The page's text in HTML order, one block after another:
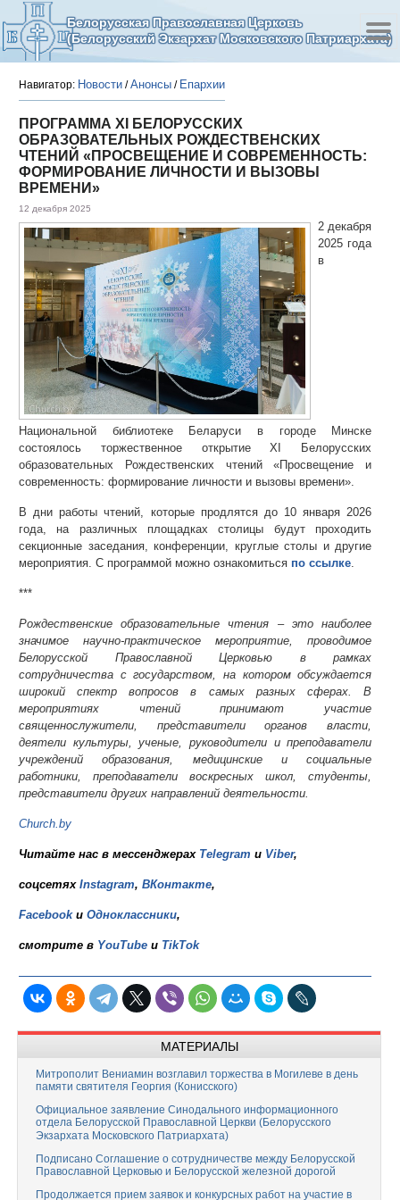
Белорусская Православная Церковь
(Белорусский Экзархат Московского Патриархата)
Навигатор: Новости /Анонсы / Епархии
ПРОГРАММА XI БЕЛОРУССКИХ
ОБРАЗОВАТЕЛЬНЫХ РОЖДЕСТВЕНСКИХ
ЧТЕНИЙ «ПРОСВЕЩЕНИЕ И СОВРЕМЕННОСТЬ:
ФОРМИРОВАНИЕ ЛИЧНОСТИ И ВЫЗОВЫ
ВРЕМЕНИ»
12 декабря 2025
2 декабря
2025 года
в
Национальной библиотеке Беларуси в городе Минске
состоялось торжественное открытие XI Белорусских
образовательных Рождественских чтений «Просвещение и
современность: формирование личности и вызовы времени».
В дни работы чтений, которые продлятся до 10 января 2026
года, на различных площадках столицы будут проходить
секционные заседания, конференции, круглые столы и другие
мероприятия. С программой можно ознакомиться по ссылке.
***
Рождественские образовательные чтения – это наиболее
значимое научно-практическое мероприятие, проводимое
Белорусской Православной Церковью в рамках
сотрудничества с государством, на котором обсуждается
широкий спектр вопросов в самых разных сферах. В
мероприятиях чтений принимают участие
священнослужители, представители органов власти,
деятели культуры, ученые, руководители и преподаватели
учреждений образования, медицинские и социальные
работники, преподаватели воскресных школ, студенты,
представители других направлений деятельности.
Church.by
Читайте нас в мессенджерах Telegram и Viber,
соцсетях Instagram, ВКонтакте,
Facebookи Одноклассники,
смотрите в YouTube и TikTok
МАТЕРИАЛЫ
Митрополит Вениамин возглавил торжества в Могилеве в день
памяти святителя Георгия (Конисского)
Официальное заявление Синодального информационного
отдела Белорусской Православной Церкви (Белорусского
Экзархата Московского Патриархата)
Подписано Соглашение о сотрудничестве между Белорусской
Православной Церковью и Белорусской железной дорогой
Продолжается прием заявок и конкурсных работ на участие в